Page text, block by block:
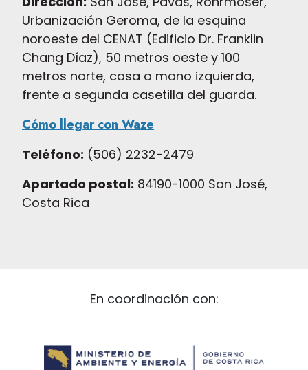
Urbanización Geroma, de la esquina
noroeste del CENAT (Edificio Dr. Franklin
Chang Díaz), 50 metros oeste y 100
metros norte, casa a mano izquierda,
frente a segunda casetilla del guarda.
Cómo llegar con Waze
Teléfono: (506) 2232-2479
Apartado postal: 84190-1000 San José,
Costa Rica
En coordinación con: